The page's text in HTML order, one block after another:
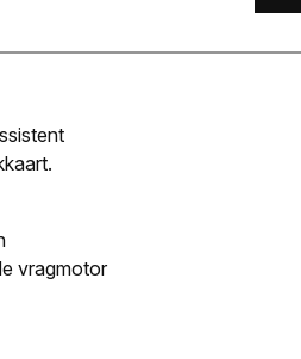
vragmotor